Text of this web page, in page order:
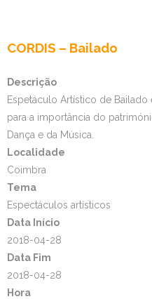
CORDIS – Bailado
Descrição
Espetáculo Artístico de
para a importância do
Dança e da Música.
Localidade
Coimbra
Tema
Espectáculos artísticos
Data Início
2018-04-28
Data Fim
2018-04-28
Hora